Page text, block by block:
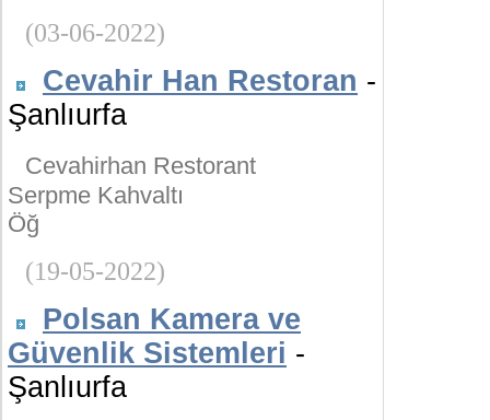
(03-06-2022)
Cevahir Han Restoran -
Şanlıurfa
Cevahirhan Restorant
Serpme Kahvaltı
Öğ
(19-05-2022)
Polsan Kamera ve
Güvenlik Sistemleri -
Şanlıurfa